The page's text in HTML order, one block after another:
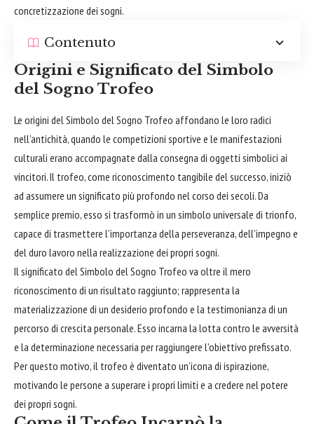
concretizzazione dei sogni.
Contenuto
Origini e Significato del Simbolo
del Sogno Trofeo
Le origini del Simbolo del Sogno Trofeo affondano le loro radici
nell’antichità, quando le competizioni sportive e le manifestazioni
culturali erano accompagnate dalla consegna di oggetti simbolici ai
vincitori. Il trofeo, come riconoscimento tangibile del successo, iniziò
ad assumere un significato più profondo nel corso dei secoli. Da
semplice premio, esso si trasformò in un simbolo universale di trionfo,
capace di trasmettere l’importanza della perseveranza, dell’impegno e
del duro lavoro nella realizzazione dei propri sogni.
Il significato del Simbolo del Sogno Trofeo va oltre il mero
riconoscimento di un risultato raggiunto; rappresenta la
materializzazione di un desiderio profondo e la testimonianza di un
percorso di crescita personale. Esso incarna la lotta contro le avversità
e la determinazione necessaria per raggiungere l’obiettivo prefissato.
Per questo motivo, il trofeo è diventato un’icona di ispirazione,
motivando le persone a superare i propri limiti e a credere nel potere
dei propri sogni.